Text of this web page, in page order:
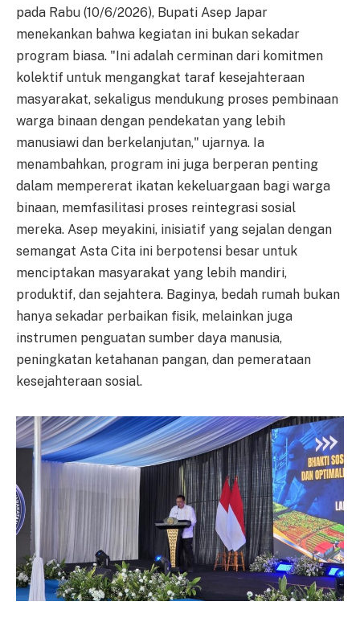
pada Rabu (10/6/2026), Bupati Asep Japar
menekankan bahwa kegiatan ini bukan sekadar
program biasa. "Ini adalah cerminan dari komitmen
kolektif untuk mengangkat taraf kesejahteraan
masyarakat, sekaligus mendukung proses pembinaan
warga binaan dengan pendekatan yang lebih
manusiawi dan berkelanjutan," ujarnya. Ia
menambahkan, program ini juga berperan penting
dalam mempererat ikatan kekeluargaan bagi warga
binaan, memfasilitasi proses reintegrasi sosial
mereka. Asep meyakini, inisiatif yang sejalan dengan
semangat Asta Cita ini berpotensi besar untuk
menciptakan masyarakat yang lebih mandiri,
produktif, dan sejahtera. Baginya, bedah rumah bukan
hanya sekadar perbaikan fisik, melainkan juga
instrumen penguatan sumber daya manusia,
peningkatan ketahanan pangan, dan pemerataan
kesejahteraan sosial.